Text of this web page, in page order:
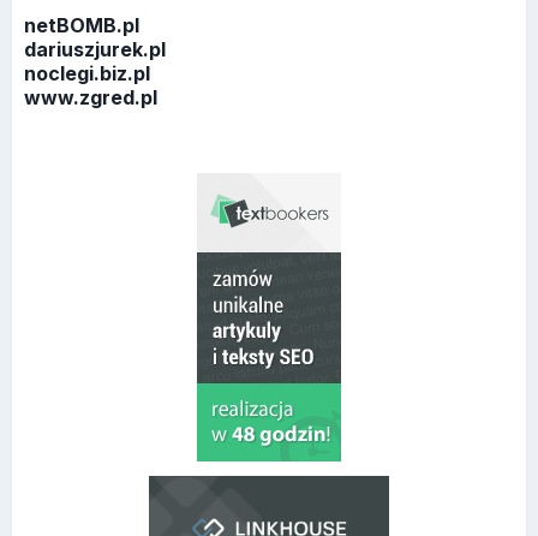
netBOMB.pl
dariuszjurek.pl
noclegi.biz.pl
www.zgred.pl